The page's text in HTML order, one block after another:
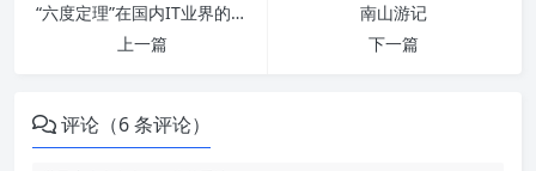
“六度定理”在国内IT业界的衰落
上一篇
南山游记
下一篇
评论（6 条评论）